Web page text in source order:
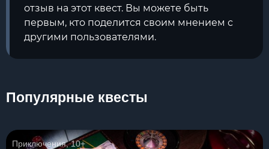
отзыв на этот квест. Вы можете быть
первым, кто поделится своим мнением с
другими пользователями.
Популярные квесты
Приключения, 10+